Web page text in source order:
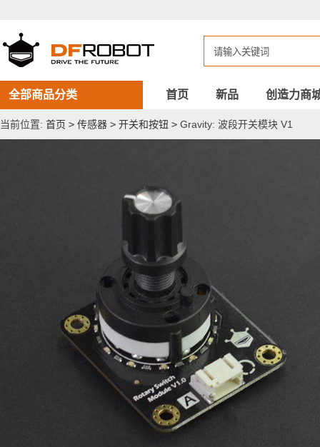
开
关
模
块
V1
全部商品分类 首页 新品 创造力商
当前位置: 首页 > 传感器 > 开关和按钮 > Gravity: 波段开关模块 V1